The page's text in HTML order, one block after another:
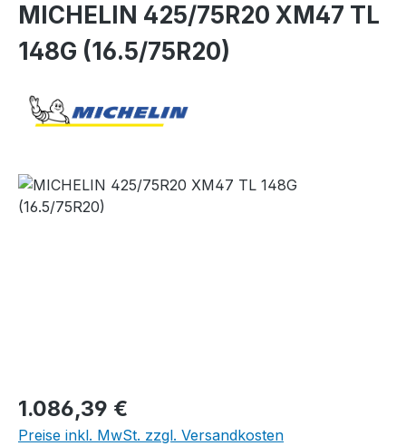
MICHELIN 425/75R20 XM47 TL
148G (16.5/75R20)
Bildergalerie überspringen
Regulärer Preis:
1.086,39 €
Preise inkl. MwSt. zzgl. Versandkosten